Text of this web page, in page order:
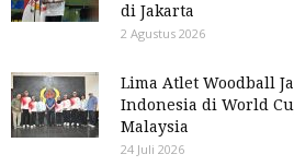
di Jakarta
2 Agustus 2026
Lima Atlet Woodball
Indonesia di World
Malaysia
24 Juli 2026